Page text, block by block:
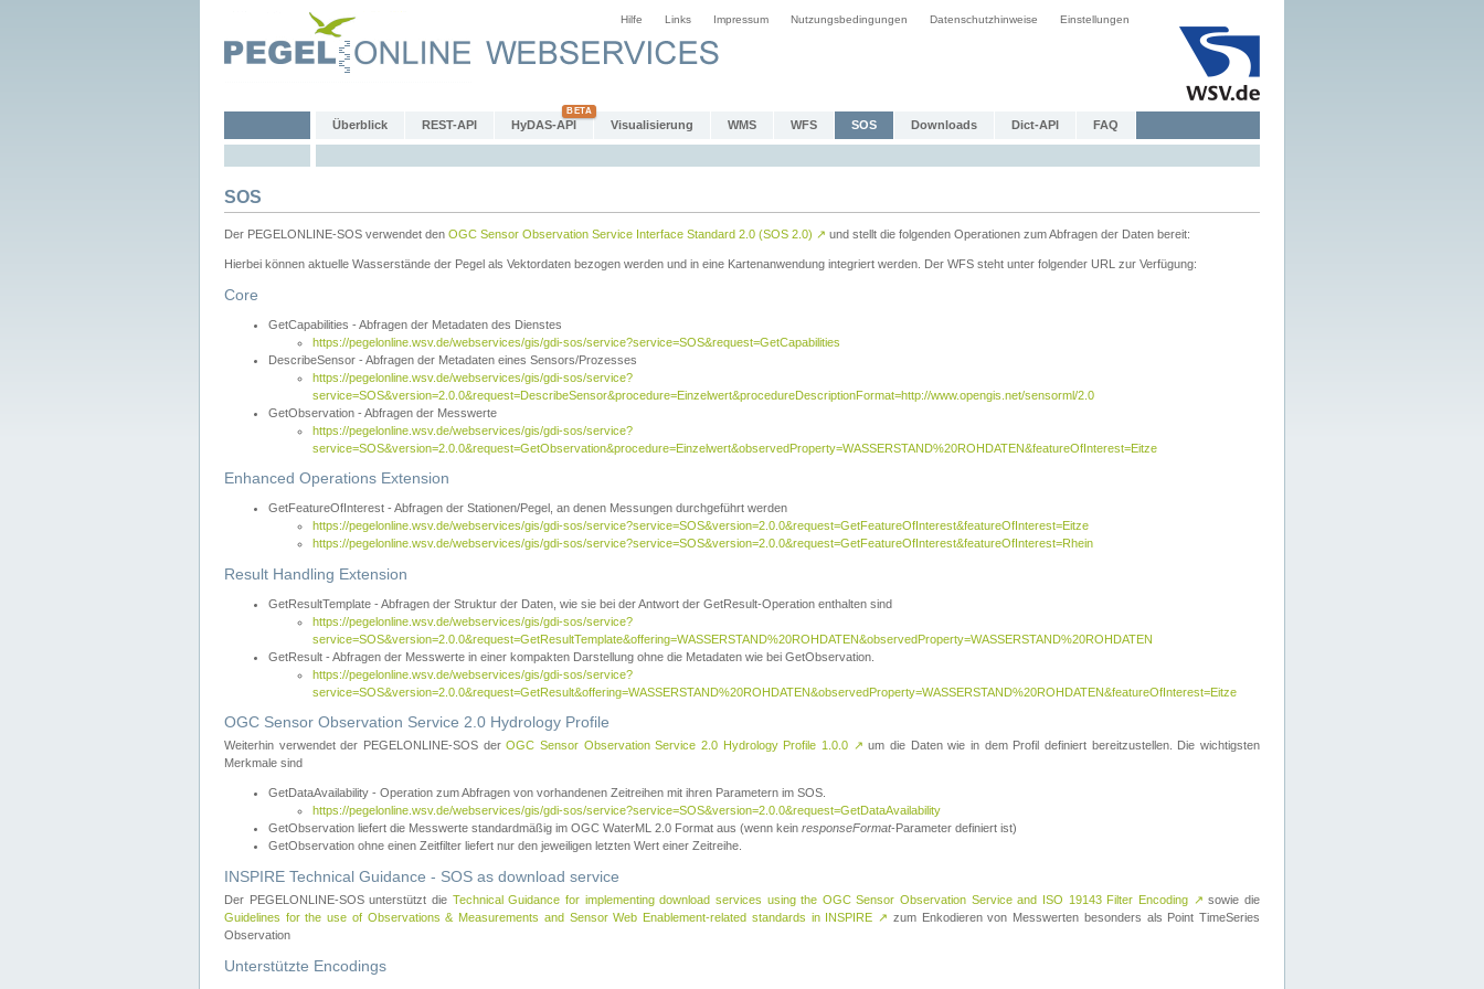
Hilfe Links Impressum Nutzungsbedingungen Datenschutzhinweise Einstellungen
Überblick REST-API HyDAS-API Visualisierung WMS WFS SOS Downloads Dict-API FAQ
SOS
Der PEGELONLINE-SOS verwendet den OGC Sensor Observation Service Interface Standard 2.0 (SOS 2.0) ↗ und stellt die folgenden Operationen zum Abfragen der Daten bereit:
Hierbei können aktuelle Wasserstände der Pegel als Vektordaten bezogen werden und in eine Kartenanwendung integriert werden. Der WFS steht unter folgender URL zur Verfügung:
Core
GetCapabilities - Abfragen der Metadaten des Dienstes
https://pegelonline.wsv.de/webservices/gis/gdi-sos/service?service=SOS&request=GetCapabilities
DescribeSensor - Abfragen der Metadaten eines Sensors/Prozesses
https://pegelonline.wsv.de/webservices/gis/gdi-sos/service?
service=SOS&version=2.0.0&request=DescribeSensor&procedure=Einzelwert&procedureDescriptionFormat=http://www.opengis.net/sensorml/2.0
GetObservation - Abfragen der Messwerte
https://pegelonline.wsv.de/webservices/gis/gdi-sos/service?
service=SOS&version=2.0.0&request=GetObservation&procedure=Einzelwert&observedProperty=WASSERSTAND%20ROHDATEN&featureOfInterest=Eitze
Enhanced Operations Extension
GetFeatureOfInterest - Abfragen der Stationen/Pegel, an denen Messungen durchgeführt werden
https://pegelonline.wsv.de/webservices/gis/gdi-sos/service?service=SOS&version=2.0.0&request=GetFeatureOfInterest&featureOfInterest=Eitze
https://pegelonline.wsv.de/webservices/gis/gdi-sos/service?service=SOS&version=2.0.0&request=GetFeatureOfInterest&featureOfInterest=Rhein
Result Handling Extension
GetResultTemplate - Abfragen der Struktur der Daten, wie sie bei der Antwort der GetResult-Operation enthalten sind
https://pegelonline.wsv.de/webservices/gis/gdi-sos/service?
service=SOS&version=2.0.0&request=GetResultTemplate&offering=WASSERSTAND%20ROHDATEN&observedProperty=WASSERSTAND%20ROHDATEN
GetResult - Abfragen der Messwerte in einer kompakten Darstellung ohne die Metadaten wie bei GetObservation.
https://pegelonline.wsv.de/webservices/gis/gdi-sos/service?
service=SOS&version=2.0.0&request=GetResult&offering=WASSERSTAND%20ROHDATEN&observedProperty=WASSERSTAND%20ROHDATEN&featureOfInterest=Eitze
OGC Sensor Observation Service 2.0 Hydrology Profile
Weiterhin verwendet der PEGELONLINE-SOS derOGC Sensor Observation Service 2.0 Hydrology Profile 1.0.0 ↗ um die Daten wie in dem Profil definiert bereitzustellen. Die wichtigsten
Merkmale sind
GetDataAvailability - Operation zum Abfragen von vorhandenen Zeitreihen mit ihren Parametern im SOS.
https://pegelonline.wsv.de/webservices/gis/gdi-sos/service?service=SOS&version=2.0.0&request=GetDataAvailability
GetObservation liefert die Messwerte standardmäßig im OGC WaterML 2.0 Format aus (wenn kein responseFormat-Parameter definiert ist)
GetObservation ohne einen Zeitfilter liefert nur den jeweiligen letzten Wert einer Zeitreihe.
INSPIRE Technical Guidance - SOS as download service
Der PEGELONLINE-SOS unterstützt die Technical Guidance for implementing download services using the OGC Sensor Observation Service and ISO 19143 Filter Encoding ↗ sowie die
Guidelines for the use of Observations & Measurements and Sensor Web Enablement-related standards in INSPIRE ↗ zum Enkodieren von Messwerten besonders als Point TimeSeries
Observation
Unterstützte Encodings